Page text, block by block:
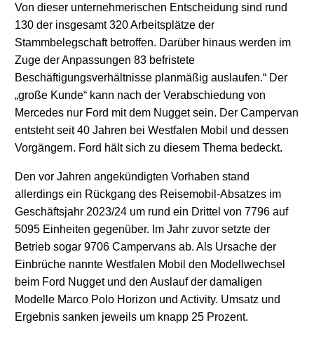
Von dieser unternehmerischen Entscheidung sind rund
130 der insgesamt 320 Arbeitsplätze der
Stammbelegschaft betroffen. Darüber hinaus werden im
Zuge der Anpassungen 83 befristete
Beschäftigungsverhältnisse planmäßig auslaufen.“ Der
„große Kunde“ kann nach der Verabschiedung von
Mercedes nur Ford mit dem Nugget sein. Der Campervan
entsteht seit 40 Jahren bei Westfalen Mobil und dessen
Vorgängern. Ford hält sich zu diesem Thema bedeckt.
Den vor Jahren angekündigten Vorhaben stand
allerdings ein Rückgang des Reisemobil-Absatzes im
Geschäftsjahr 2023/24 um rund ein Drittel von 7796 auf
5095 Einheiten gegenüber. Im Jahr zuvor setzte der
Betrieb sogar 9706 Campervans ab. Als Ursache der
Einbrüche nannte Westfalen Mobil den Modellwechsel
beim Ford Nugget und den Auslauf der damaligen
Modelle Marco Polo Horizon und Activity. Umsatz und
Ergebnis sanken jeweils um knapp 25 Prozent.